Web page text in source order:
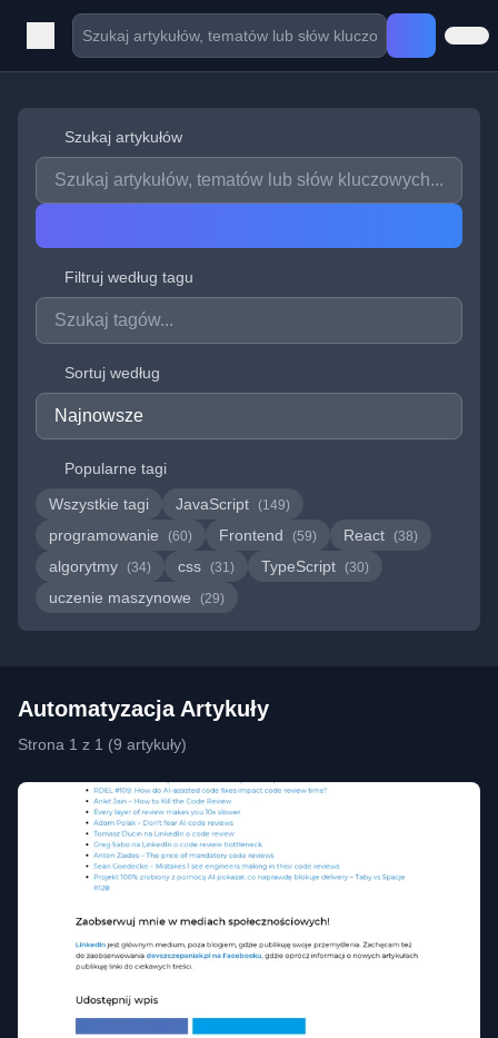
Szukaj artykułów
Filtruj według tagu
Sortuj według
Popularne tagi
Wszystkie tagi
JavaScript (149)
programowanie (60) Frontend (59) React (38)
algorytmy (34) css (31) TypeScript (30)
uczenie maszynowe (29)
Automatyzacja Artykuły
Strona 1 z 1 (9 artykuły)